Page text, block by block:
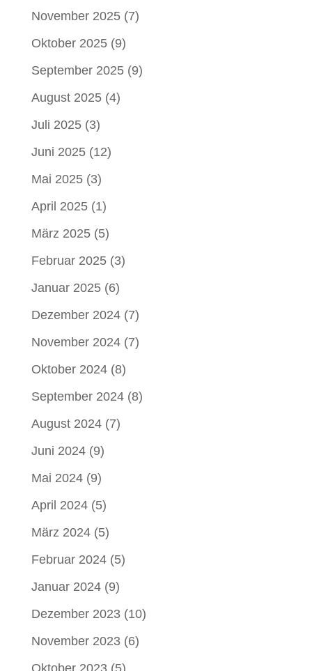
November 2025(7)
Oktober 2025(9)
September 2025(9)
August 2025(4)
Juli 2025(3)
Juni 2025(12)
Mai 2025(3)
April 2025(1)
März 2025(5)
Februar 2025(3)
Januar 2025(6)
Dezember 2024(7)
November 2024(7)
Oktober 2024(8)
September 2024(8)
August 2024(7)
Juni 2024(9)
Mai 2024(9)
April 2024(5)
März 2024(5)
Februar 2024(5)
Januar 2024(9)
Dezember 2023(10)
November 2023(6)
Oktober 2023(5)